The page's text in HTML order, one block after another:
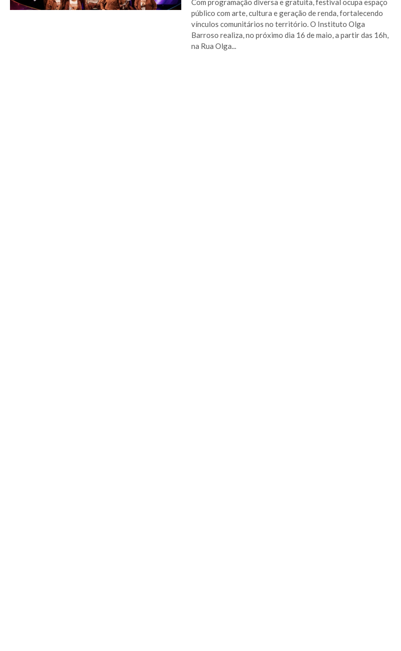
Com programação diversa e gratuita, festival ocupa espaço
público com arte, cultura e geração de renda, fortalecendo
vínculos comunitários no território. O Instituto Olga
Barroso realiza, no próximo dia 16 de maio, a partir das 16h,
na Rua Olga...